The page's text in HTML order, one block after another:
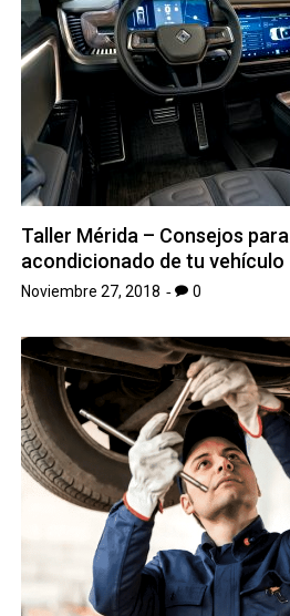
Taller Mérida – Consejos
acondicionado de tu vehículo
Noviembre 27, 2018 0